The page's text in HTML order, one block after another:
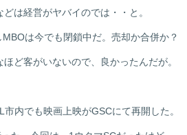
は経営がヤバイのでは・・と。
は今でも閉鎖中だ。売却か合併か？
ど客がいないので、良かったんだが。
内でも映画上映がGSCにて再開した。